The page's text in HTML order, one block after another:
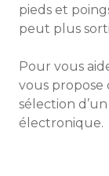
pieds et
peut plus
Pour vous
vous propose
sélection
électronique.